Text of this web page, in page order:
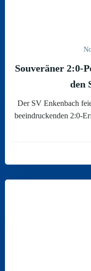
Souveräner 2:0-
den
Der SV Enkenbach
beeindruckenden 2:0-